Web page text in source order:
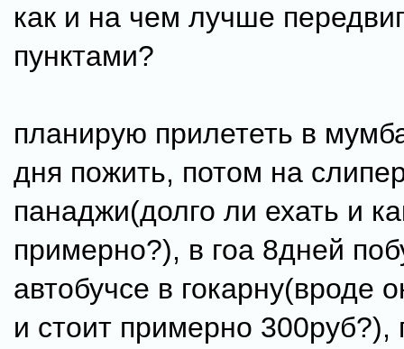
как и на чем лучше
пунктами?
планирую прилететь в
дня пожить, потом на
панаджи(долго ли ехать и
примерно?), в гоа 8дней
автобучсе в гокарну(вроде
и стоит примерно 300руб?),